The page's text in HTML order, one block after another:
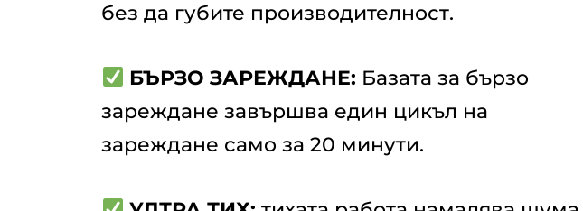
без да губите производителност.
БЪРЗО ЗАРЕЖДАНЕ: Базата за бързо
зареждане завършва един цикъл на
зареждане само за 20 минути.